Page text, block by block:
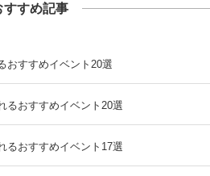
すすめ記事
おすすめイベント20選
るおすすめイベント20選
るおすすめイベント17選